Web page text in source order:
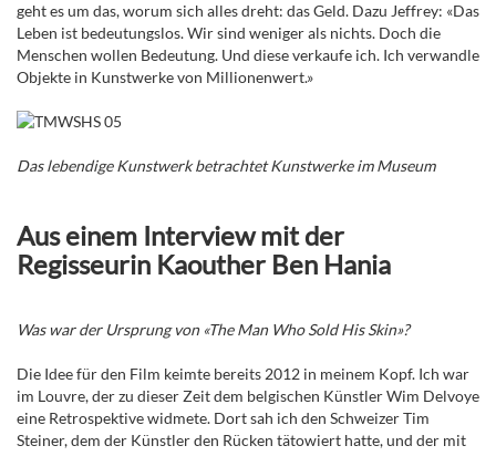
geht es um das, worum sich alles dreht: das Geld. Dazu Jeffrey: «Das
Leben ist bedeutungslos. Wir sind weniger als nichts. Doch die
Menschen wollen Bedeutung. Und diese verkaufe ich. Ich verwandle
Objekte in Kunstwerke von Millionenwert.»
Das lebendige Kunstwerk betrachtet Kunstwerke im Museum
Aus einem Interview mit der
Regisseurin Kaouther Ben Hania
Was war der Ursprung von «The Man Who Sold His Skin»?
Die Idee für den Film keimte bereits 2012 in meinem Kopf. Ich war
im Louvre, der zu dieser Zeit dem belgischen Künstler Wim Delvoye
eine Retrospektive widmete. Dort sah ich den Schweizer Tim
Steiner, dem der Künstler den Rücken tätowiert hatte, und der mit